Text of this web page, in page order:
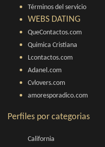
Términos del servicio
WEBS DATING
QueContactos.com
Quimica Cristiana
Lcontactos.com
Adanel.com
Cvlovers.com
amoresporadico.com
Perfiles por categorias
California